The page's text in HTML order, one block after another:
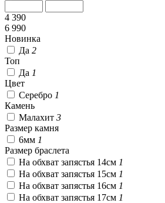
4 390
6 990
Новинка
Да 2
Топ
Да 1
Цвет
Серебро 1
Камень
Малахит 3
Размер камня
6мм 1
Размер браслета
На обхват запястья 14см 1
На обхват запястья 15см 1
На обхват запястья 16см 1
На обхват запястья 17см 1